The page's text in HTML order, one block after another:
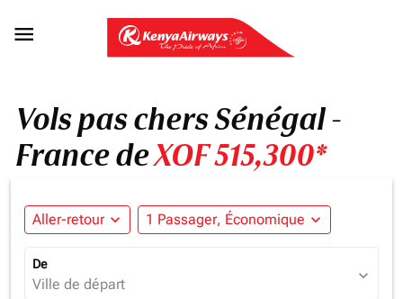

Vols pas chers Sénégal -
France deXOF 515,300*
Aller-retour expand_more 1 Passager, Économique expand_more
De
Ville de départ expand_more